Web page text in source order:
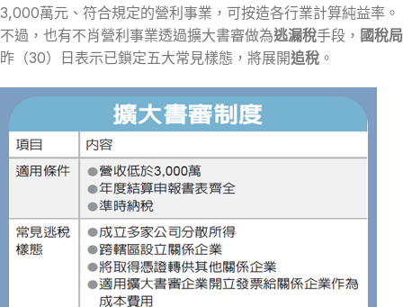
3,000萬元、符合規定的營利事業，可按造各行業計算純益率。
不過，也有不肖營利事業透過擴大書審做為逃漏稅手段， 國稅局
昨（30）日表示已鎖定五大常見樣態，將展開追稅 。